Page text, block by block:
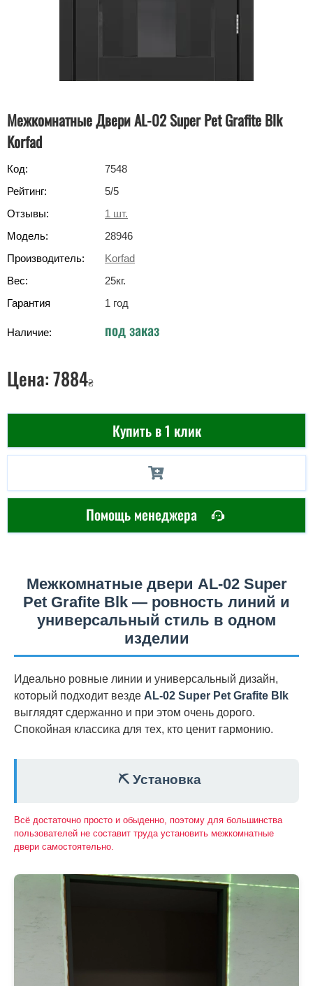
Межкомнатные Двери AL-02 Super Pet Grafite Blk
Korfad
Код:
7548
Рейтинг:
5/5
Отзывы:
1 шт.
Модель:
28946
Производитель:
Korfad
Вес:
25кг.
Гарантия
1 год
Наличие: под заказ
Цена:7884₴
Купить в 1 клик
Помощь менеджера
Межкомнатные двери AL-02 Super
Pet Grafite Blk — ровность линий и
универсальный стиль в одном
изделии
Идеально ровные линии и универсальный дизайн,
который подходит везде AL-02 Super Pet Grafite Blk
выглядят сдержанно и при этом очень дорого.
Спокойная классика для тех, кто ценит гармонию.
⛏️ Установка
Всё достаточно просто и обыденно, поэтому для большинства
пользователей не составит труда установить межкомнатные
двери самостоятельно.